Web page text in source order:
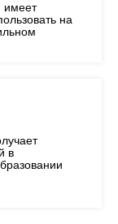
имеет
на
в